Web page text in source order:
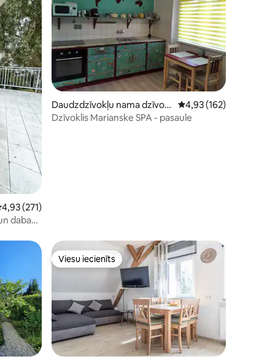
120vērtējums: 4,93 no 5, atsauksmju skaits: 271
4,93 (271)
dabas,
Daudzdzīvokļu nama dzīvokli
s
Vidējais vērtējums:
4,93 (162)
Dzīvoklis Marianske SPA - pasaule
Viesu iecienīts
Viesu iecienīts